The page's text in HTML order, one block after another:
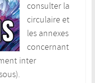
consulter la
circulaire et
les annexes
concernant
inter